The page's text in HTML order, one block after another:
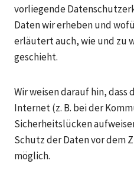
vorliegende
Daten wir erheben und
erläutert auch, wie und zu
geschieht.
Wir weisen darauf hin,
Internet (z. B. bei der
Sicherheitslücken
Schutz der Daten vor dem
möglich.